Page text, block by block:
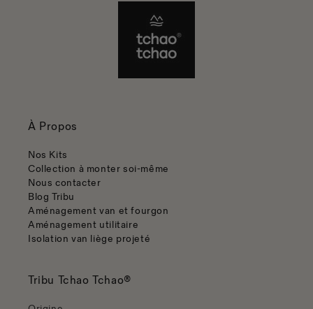
À Propos
Nos Kits
Collection à monter soi-même
Nous contacter
Blog Tribu
Aménagement van et fourgon
Aménagement utilitaire
Isolation van liège projeté
Tribu Tchao Tchao®